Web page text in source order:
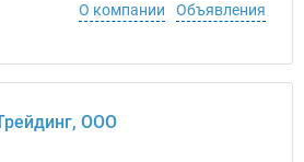
О компании
Объявления
ООО